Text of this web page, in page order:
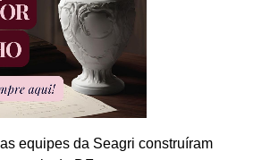
equipes da Seagri construíram